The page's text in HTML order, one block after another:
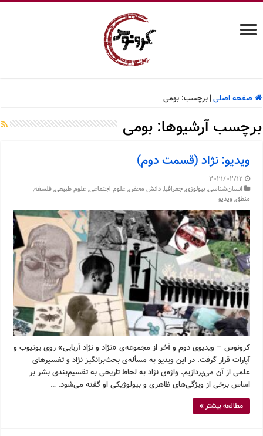
صفحه اصلی| برچسب:بومی
برچسب آرشیوها:بومی
ویدیو: نژاد (قسمت دوم)
2021/02/12
انسان‌شناسی,بیولوژی,جغرافیا,دانش محض,علوم اجتماعی,علوم طبیعی,فلسفه,
منطق,ویدیو
کرونوس – ویدیوی دوم و آخر از مجموعه‌ی «نژاد و نژاد آریایی» روی یوتیوب و
آپارات قرار گرفت. در این ویدیو به مسأله‌ی بحث‌برانگیز نژاد و تفسیرهای
علمی از آن می‌پردازیم. واژه‌ی نژاد به لحاظ تاریخی به تقسیم‌بندی بشر بر
اساس برخی از ویژگی‌های ظاهری و بیولوژیکی او گفته می‌شود. …
مطالعه بیشتر »